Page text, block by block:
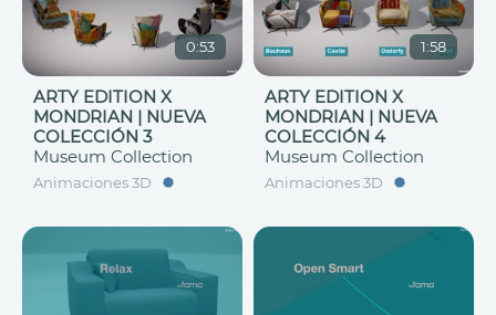
0:53
ARTY EDITION X
MONDRIAN | NUEVA
COLECCIÓN 3
Museum Collection
Animaciones 3D
1:58
ARTY EDITION X
MONDRIAN | NUEVA
COLECCIÓN 4
Museum Collection
Animaciones 3D